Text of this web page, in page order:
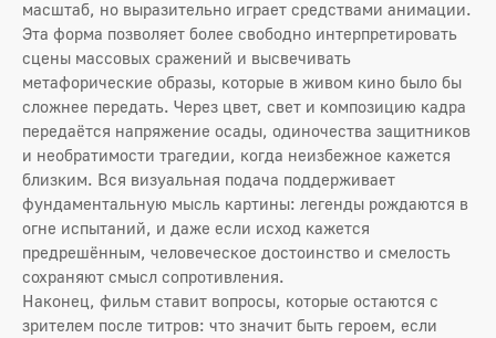
масштаб, но выразительно играет средствами анимации.
Эта форма позволяет более свободно интерпретировать
сцены массовых сражений и высвечивать
метафорические образы, которые в живом кино было бы
сложнее передать. Через цвет, свет и композицию кадра
передаётся напряжение осады, одиночества защитников
и необратимости трагедии, когда неизбежное кажется
близким. Вся визуальная подача поддерживает
фундаментальную мысль картины: легенды рождаются в
огне испытаний, и даже если исход кажется
предрешённым, человеческое достоинство и смелость
сохраняют смысл сопротивления.
Наконец, фильм ставит вопросы, которые остаются с
зрителем после титров: что значит быть героем, если